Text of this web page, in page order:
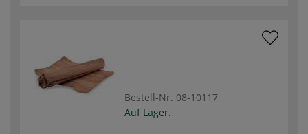
Bestell-Nr. 08-10117
Auf Lager.